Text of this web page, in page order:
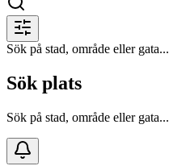
Sök på stad, område eller gata...
Sök plats
Sök på stad, område eller gata...